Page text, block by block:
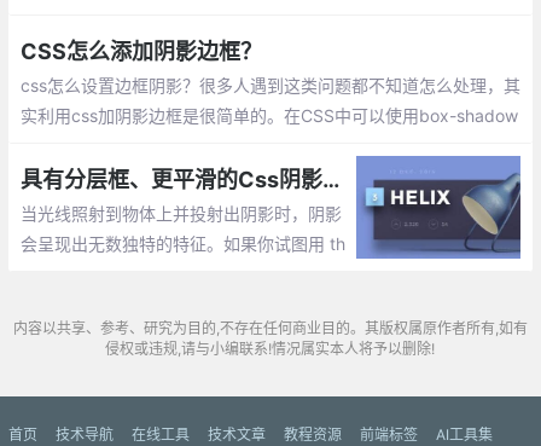
来给大家介绍一下。
CSS怎么添加阴影边框？
css怎么设置边框阴影？很多人遇到这类问题都不知道怎么处理，其
实利用css加阴影边框是很简单的。在CSS中可以使用box-shadow
具有分层框、更平滑的Css阴影效果
当光线照射到物体上并投射出阴影时，阴影
会呈现出无数独特的特征。如果你试图用 th
属性并不是为了鼓励表现力而构建的
内容以共享、参考、研究为目的,不存在任何商业目的。其版权属原作者所有,如有
侵权或违规,请与小编联系!情况属实本人将予以删除!
首页 技术导航 在线工具 技术文章 教程资源 前端标签 AI工具集